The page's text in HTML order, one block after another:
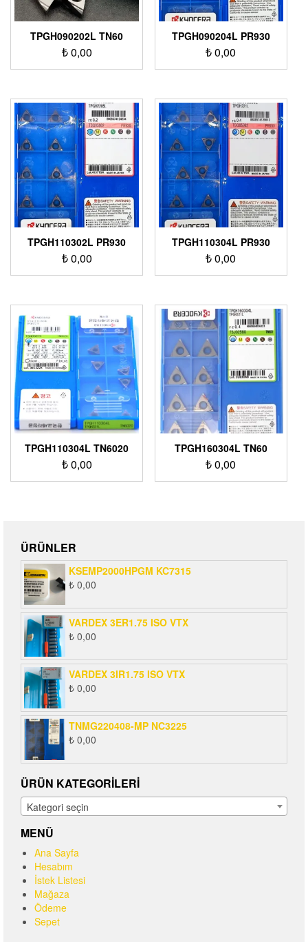
TPGH090202L TN60
₺0,00
TPGH090204L PR930
₺0,00
TPGH110302L PR930
₺0,00
TPGH110304L PR930
₺0,00
TPGH110304L TN6020
₺0,00
TPGH160304L TN60
₺0,00
ÜRÜNLER
KSEMP2000HPGM KC7315
₺ 0,00
VARDEX 3ER1.75 ISO VTX
₺ 0,00
VARDEX 3IR1.75 ISO VTX
₺ 0,00
TNMG220408-MP NC3225
₺ 0,00
ÜRÜN KATEGORILERI
Kategori seçin
MENÜ
Ana Sayfa
Hesabım
İstek Listesi
Mağaza
Ödeme
Sepet